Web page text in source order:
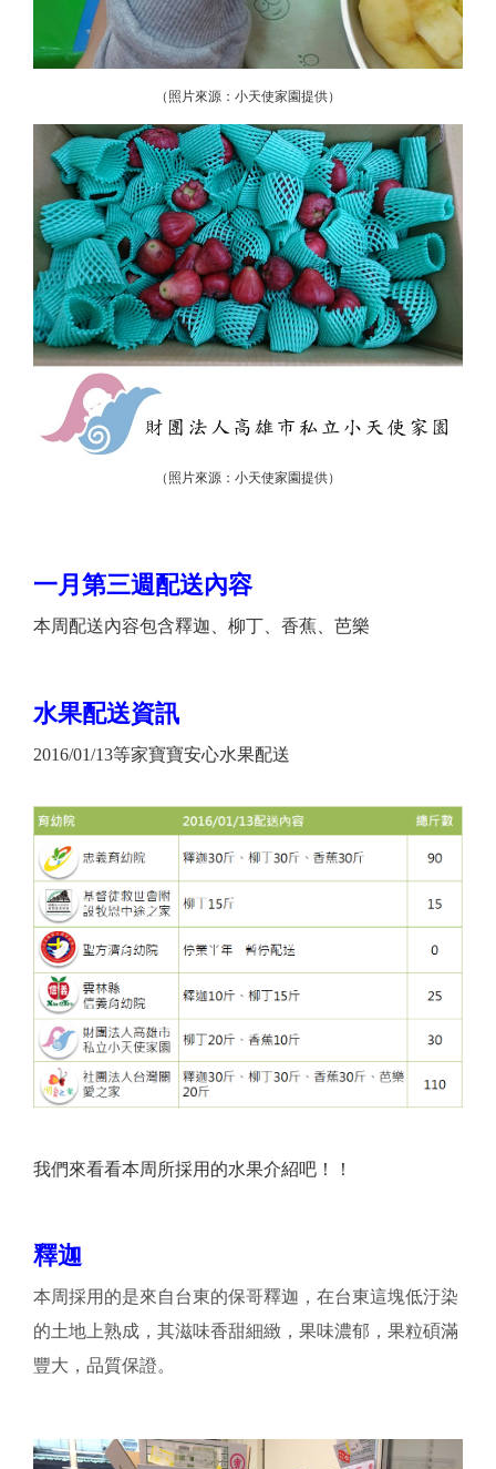
（照片來源：小天使家園提供）
（照片來源：小天使家園提供）
一月第三週配送內容
本周配送內容包含釋迦、柳丁、香蕉、芭樂
水果配送資訊
2016/01/13等家寶寶安心水果配送
我們來看看本周所採用的水果介紹吧！！
釋迦
本周採用的是來自台東的保哥釋迦，在台東這塊低汙染
的土地上熟成，其滋味香甜細緻，果味濃郁，果粒碩滿
豐大，品質保證。